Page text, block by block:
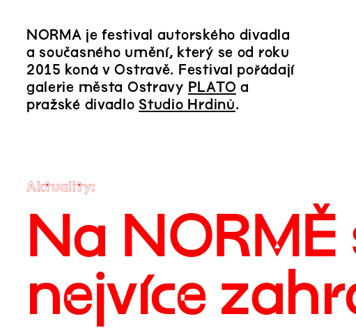
NORMA je festival autorského divadla
a současného umění, který se od roku
2015 koná v Ostravě. Festival pořádají
galerie města Ostravy PLATO a
pražské divadlo Studio Hrdinů.
Aktuality
Na
nejvíce